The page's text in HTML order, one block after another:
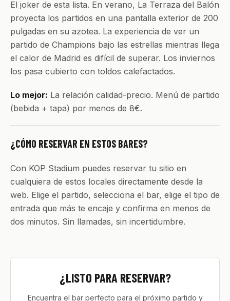
El joker de esta lista. En verano, La Terraza del Balón
proyecta los partidos en una pantalla exterior de 200
pulgadas en su azotea. La experiencia de ver un
partido de Champions bajo las estrellas mientras llega
el calor de Madrid es difícil de superar. Los inviernos
los pasa cubierto con toldos calefactados.
Lo mejor: La relación calidad-precio. Menú de partido
(bebida + tapa) por menos de 8€.
¿CÓMO RESERVAR EN ESTOS BARES?
Con KOP Stadium puedes reservar tu sitio en
cualquiera de estos locales directamente desde la
web. Elige el partido, selecciona el bar, elige el tipo de
entrada que más te encaje y confirma en menos de
dos minutos. Sin llamadas, sin incertidumbre.
¿LISTO PARA RESERVAR?
Encuentra el bar perfecto para el próximo partido y